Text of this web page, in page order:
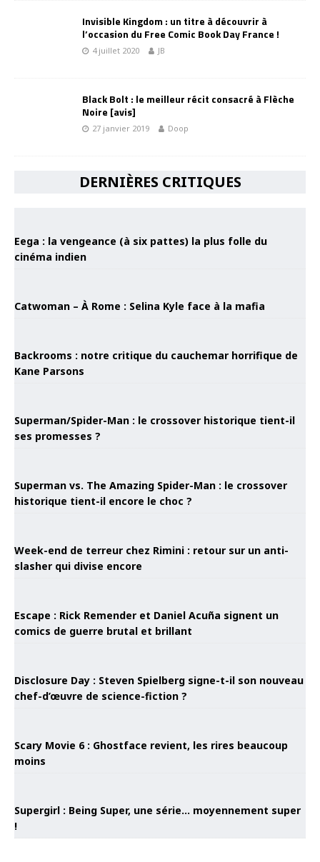
Invisible Kingdom : un titre à découvrir à
l’occasion du Free Comic Book Day France !
4 juillet 2020 JB
Black Bolt : le meilleur récit consacré à Flèche
Noire [avis]
27 janvier 2019 Doop
DERNIÈRES CRITIQUES
Eega : la vengeance (à six pattes) la plus folle du
cinéma indien
Catwoman – À Rome : Selina Kyle face à la mafia
Backrooms : notre critique du cauchemar horrifique de
Kane Parsons
Superman/Spider-Man : le crossover historique tient-il
ses promesses ?
Superman vs. The Amazing Spider-Man : le crossover
historique tient-il encore le choc ?
Week-end de terreur chez Rimini : retour sur un anti-
slasher qui divise encore
Escape : Rick Remender et Daniel Acuña signent un
comics de guerre brutal et brillant
Disclosure Day : Steven Spielberg signe-t-il son nouveau
chef-d’œuvre de science-fiction ?
Scary Movie 6 : Ghostface revient, les rires beaucoup
moins
Supergirl : Being Super, une série… moyennement super
!